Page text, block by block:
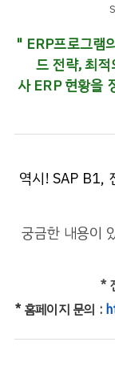
" ERP프로그램
드 전략, 최
사 ERP 현황을
역시! SAP B1,
궁금한 내용이
*
* 홈페이지 문의 :